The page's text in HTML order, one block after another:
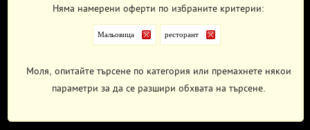
Няма намерени оферти по избраните критерии:
Мальовица ресторант
Моля, опитайте търсене по категория или премахнете някои
параметри за да се разшири обхвата на търсене.